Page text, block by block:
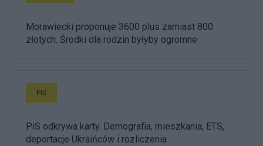
Morawiecki proponuje 3600 plus zamiast 800
złotych. Środki dla rodzin byłyby ogromne
PiS
PiS odkrywa karty. Demografia, mieszkania, ETS,
deportacje Ukraińców i rozliczenia